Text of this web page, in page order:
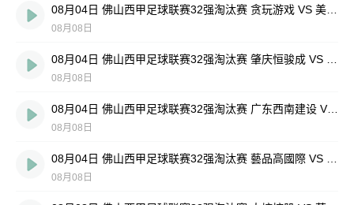
08月08日
08月08日
08月04日 佛山西甲足球联赛32强淘汰赛 广东西南建设 VS 香港圣徒 全场录像
08月08日
08月08日